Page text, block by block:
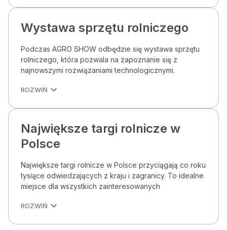
Wystawa sprzętu rolniczego
Podczas AGRO SHOW odbędzie się wystawa sprzętu
rolniczego, która pozwala na zapoznanie się z
najnowszymi rozwiązaniami technologicznymi.
ROZWIŃ
Największe targi rolnicze w
Polsce
Największe targi rolnicze w Polsce przyciągają co roku
tysiące odwiedzających z kraju i zagranicy. To idealne
miejsce dla wszystkich zainteresowanych
ROZWIŃ